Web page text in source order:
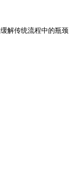
解传统流程中的瓶